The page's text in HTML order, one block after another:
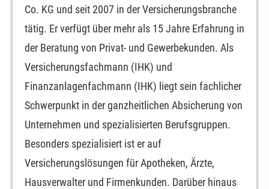
Co. KG und seit 2007 in der Versicherungsbranche
tätig. Er verfügt über mehr als 15 Jahre Erfahrung in
der Beratung von Privat- und Gewerbekunden. Als
Versicherungsfachmann (IHK) und
Finanzanlagenfachmann (IHK) liegt sein fachlicher
Schwerpunkt in der ganzheitlichen Absicherung von
Unternehmen und spezialisierten Berufsgruppen.
Besonders spezialisiert ist er auf
Versicherungslösungen für Apotheken, Ärzte,
Hausverwalter und Firmenkunden. Darüber hinaus